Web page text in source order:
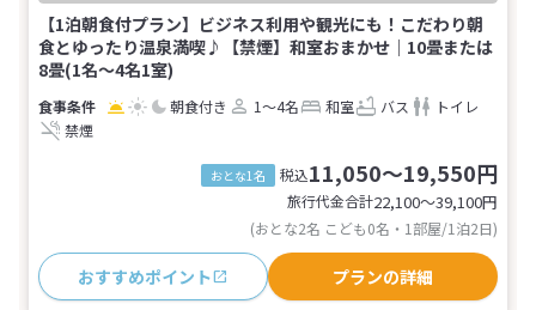
【1泊朝食付プラン】ビジネス利用や観光にも！こだわり朝
食とゆったり温泉満喫♪【禁煙】和室おまかせ｜10畳または
8畳(1名～4名1室)
朝食付き 1～4名 和室 バス
トイレ
禁煙
おとな1名 税込11,050～19,550円
旅行代金合計22,100〜39,100円
(おとな2名 こども0名・1部屋/1泊2日)
おすすめポイント プランの詳細